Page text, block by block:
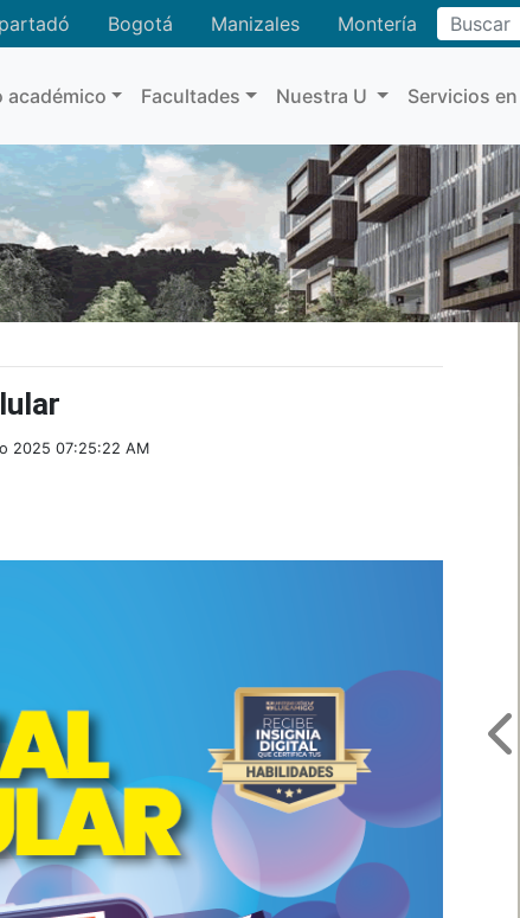
Bogotá Manizales MonteríaBuscar
académico Facultades Nuestra U Servicios
2025 07:25:22 AM